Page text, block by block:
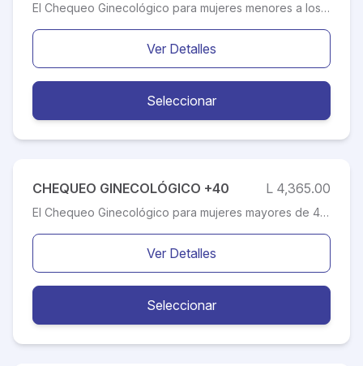
El Chequeo Ginecológico para mujeres menores a los 40 años, consiste en la investigación de enfermedades que afectan a la mujer, entre ellas: las enfermedades ginecológicas y mamas. El Chequeo Ginecológico preventivo ayuda a prevenir y diagnosticar tempranamente patologías asociadas a la Mujer. La detección temprana de cualquier afección, más un tratamiento adecuado, incrementa de manera importante las posibilidades de curar la enfermedad.
Ver Detalles
Seleccionar
CHEQUEO GINECOLÓGICO +40 L 4,365.00
El Chequeo Ginecológico para mujeres mayores de 40 años consiste en la investigación de enfermedades que afectan a la mujer, entre ellas: las enfermedades ginecológicas y mamas. El Control Ginecológico es parte del control de salud de rutina que debe tener toda mujer, y sus objetivos son promocionar las prácticas de prevención, la educación para el reconocimiento de los factores de riesgo para las diversas enfermedades e identificar los problemas médicos. Cada etapa de la vida tiene sus características propias y, según ellas, los médicos evalúan, aconsejan e indican los exámenes necesarios para evaluar la condición de salud de cada mujer, según su edad y factores de riesgo.
Ver Detalles
Seleccionar